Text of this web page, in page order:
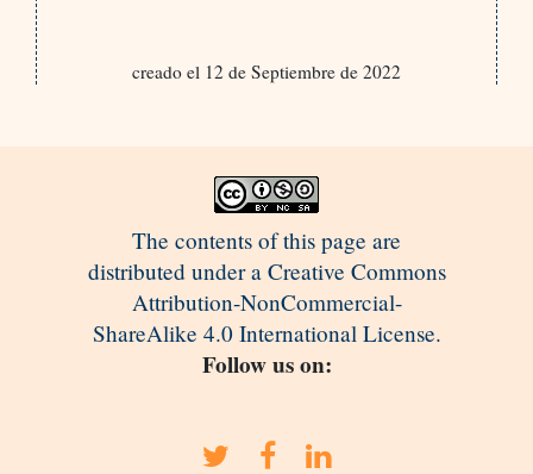
creado el 12 de Septiembre de 2022
The contents of this page are
distributed under a Creative Commons
Attribution-NonCommercial-
ShareAlike 4.0 International License.
Follow us on: